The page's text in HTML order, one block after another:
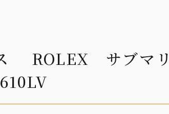
ROLEX サブマ